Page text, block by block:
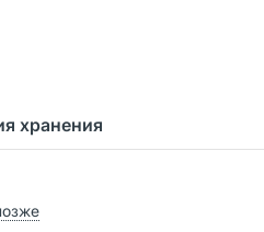
хранения